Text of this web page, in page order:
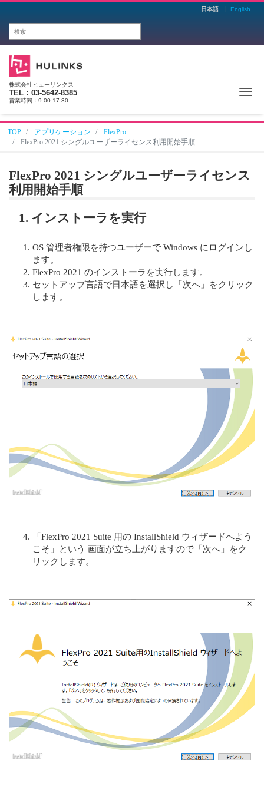
日本語 English
株式会社ヒューリンクス
TEL：03-5642-8385
営業時間：9:00-17:30
TOP アプリケーション
FlexPro
FlexPro 2021 シングルユーザーライセンス利用開始手順
FlexPro 2021 シングルユーザーライセンス
利用開始手順
1. インストーラを実行
OS 管理者権限を持つユーザーで Windows にログインし
ます。
FlexPro 2021 のインストーラを実行します。
セットアップ言語で日本語を選択し「次へ」をクリック
します。
「FlexPro 2021 Suite 用の InstallShield ウィザードへよう
こそ」という 画面が立ち上がりますので「次へ」をク
リックします。